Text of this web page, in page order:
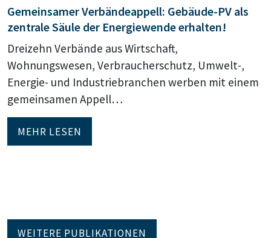
Gemeinsamer Verbändeappell: Gebäude-PV als
zentrale Säule der Energiewende erhalten!
Dreizehn Verbände aus Wirtschaft,
Wohnungswesen, Verbraucherschutz, Umwelt-,
Energie- und Industriebranchen werben mit einem
gemeinsamen Appell…
MEHR LESEN
WEITERE PUBLIKATIONEN